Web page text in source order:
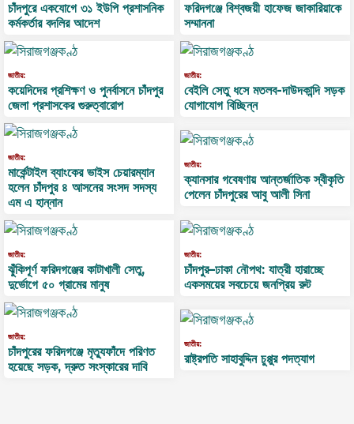
চাঁদপুরে একযোগে ৩১ ইউপি প্রশাসনিক
কর্মকর্তার বদলির আদেশ
ফরিদগঞ্জে বিশ্বজয়ী হাফেজ জাকারিয়াকে
সম্মাননা
জাতীয়:
কয়েদিদের প্রশিক্ষণ ও পুনর্বাসনে চাঁদপুর
জেলা প্রশাসকের গুরুত্বারোপ
জাতীয়:
বেইলি সেতু ধসে মতলব-দাউদকান্দি সড়ক
যোগাযোগ বিচ্ছিন্ন
জাতীয়:
মার্কেন্টাইল ব্যাংকের ভাইস চেয়ারম্যান
হলেন চাঁদপুর ৪ আসনের সংসদ সদস্য
এম এ হান্নান
জাতীয়:
ক্যানসার গবেষণায় আন্তর্জাতিক স্বীকৃতি
পেলেন চাঁদপুরের আবু আলী সিনা
জাতীয়:
ঝুঁকিপূর্ণ ফরিদগঞ্জের কাটাখালী সেতু,
দুর্ভোগে ৫০ গ্রামের মানুষ
জাতীয়:
চাঁদপুর–ঢাকা নৌপথ: যাত্রী হারাচ্ছে
একসময়ের সবচেয়ে জনপ্রিয় রুট
জাতীয়:
চাঁদপুরের ফরিদগঞ্জে মৃত্যুফাঁদে পরিণত
হয়েছে সড়ক, দ্রুত সংস্কারের দাবি
জাতীয়:
রাষ্ট্রপতি সাহাবুদ্দিন চুপ্পুর পদত্যাগ